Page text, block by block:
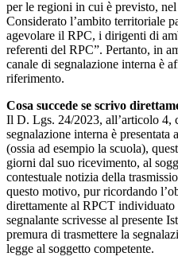
per le regioni in cui è previsto,
Considerato l’ambito territoriale
agevolare il RPC, i dirigenti di
referenti del RPC”. Pertanto, in
canale di segnalazione interna è
riferimento.
Cosa succede se scrivo
Il D. Lgs. 24/2023, all’articolo 4,
segnalazione interna è
(ossia ad esempio la scuola),
giorni dal suo ricevimento, al
contestuale notizia della
questo motivo, pur ricordando
direttamente al RPCT
segnalante scrivesse al presente
premura di trasmettere la
legge al soggetto competente.